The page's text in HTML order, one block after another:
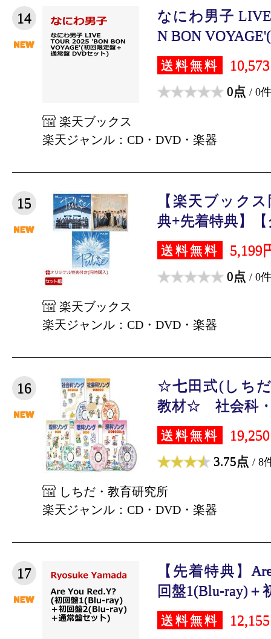
14
なにわ男子
N BON
送料無料
0点 / 0件
楽天ブックス
楽天ジャンル：CD・DVD・楽器
15
【楽天ブック
典+先着特典】
送料無料 5,199
0点 / 0件
楽天ブックス
楽天ジャンル：CD・DVD・楽器
16
☆七田式(しち
教材☆ 社会科・
送料無料
3.75点 / 8
しちだ・教育研究所
楽天ジャンル：CD・DVD・楽器
17
【先着特典】
回盤1(Blu-ray)＋
送料無料